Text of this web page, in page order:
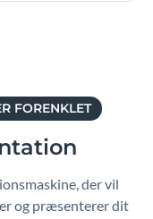
FORENKLET
der vil
og præsenterer dit